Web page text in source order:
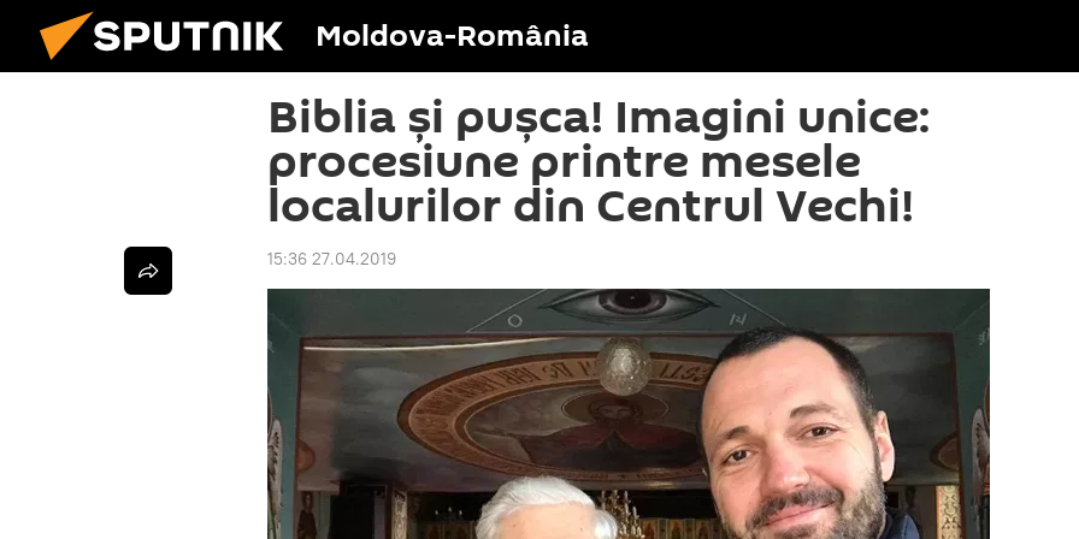
Moldova-România
Biblia și pușca! Imagini unice:
procesiune printre mesele
localurilor din Centrul Vechi!
15:36 27.04.2019